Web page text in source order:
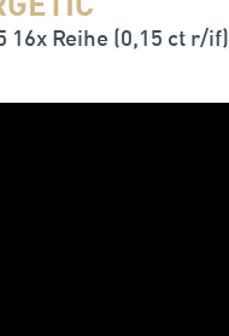
16x Reihe (0,15 ct r/if)